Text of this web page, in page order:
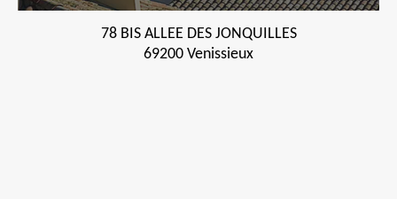
78 BIS ALLEE DES JONQUILLES
69200 Venissieux